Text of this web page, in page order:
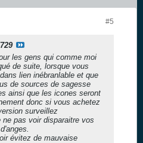
#5
les gens qui comme moi
de suite, lorsque vous
lien inébranlable et que
de sources de sagesse
ainsi que les icones seront
donc si vous achetez
surveillez
pas voir disparaitre vos
évitez de mauvaise